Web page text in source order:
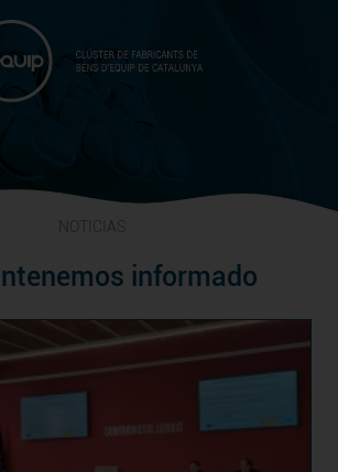
NOTICIAS
informado